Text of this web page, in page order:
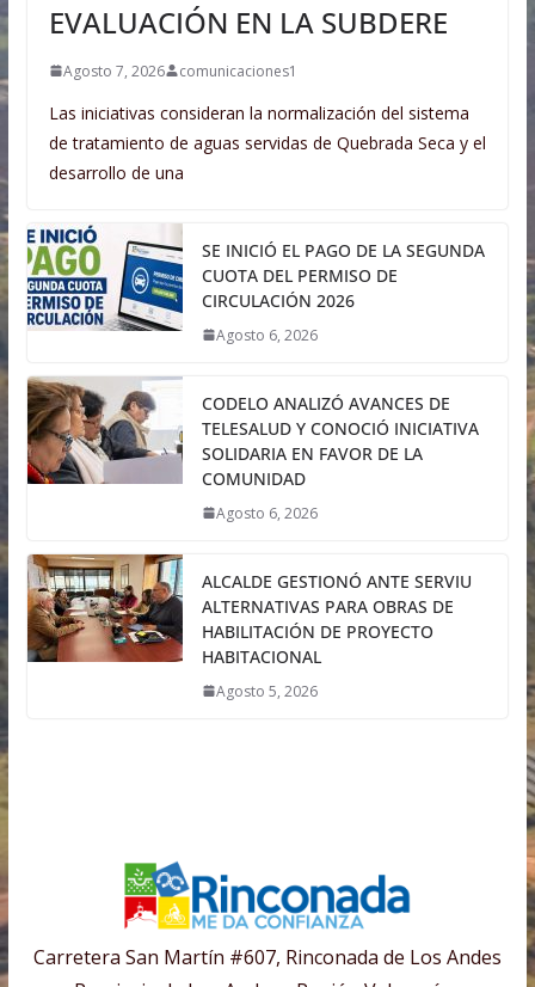
EVALUACIÓN EN LA SUBDERE
Agosto 7, 2026 comunicaciones1
Las iniciativas consideran la normalización del sistema
de tratamiento de aguas servidas de Quebrada Seca y el
desarrollo de una
SE INICIÓ EL PAGO DE LA SEGUNDA
CUOTA DEL PERMISO DE
CIRCULACIÓN 2026
Agosto 6, 2026
CODELO ANALIZÓ AVANCES DE
TELESALUD Y CONOCIÓ INICIATIVA
SOLIDARIA EN FAVOR DE LA
COMUNIDAD
Agosto 6, 2026
ALCALDE GESTIONÓ ANTE SERVIU
ALTERNATIVAS PARA OBRAS DE
HABILITACIÓN DE PROYECTO
HABITACIONAL
Agosto 5, 2026
Carretera San Martín #607, Rinconada de Los Andes